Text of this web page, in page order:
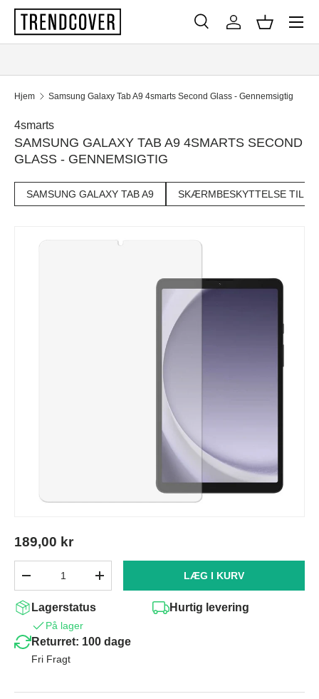
SPRING TIL INDHOLD
Søg
Søg Log indKurv
Menu
Hjem Samsung Galaxy Tab A9 4smarts Second Glass - Gennemsigtig
4smarts
SAMSUNG GALAXY TAB A9 4SMARTS SECOND
GLASS - GENNEMSIGTIG
SAMSUNG GALAXY TAB A9 SKÆRMBESKYTTELSE TIL
189,00 kr
+ LÆG I KURV
Lagerstatus
På lager
Hurtig levering
Returret: 100 dage
Fri Fragt